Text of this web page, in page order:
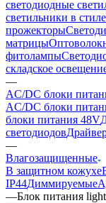
светодиодные
светильники в
прожекторы
матрицы
фитолампы
складское
—
AC/DC блоки
AC/DC блоки
блоки питания 48V
светодиодов
—
Влагозащищенные
В защитном кожухе
IP44Диммируемые
—Блок питания